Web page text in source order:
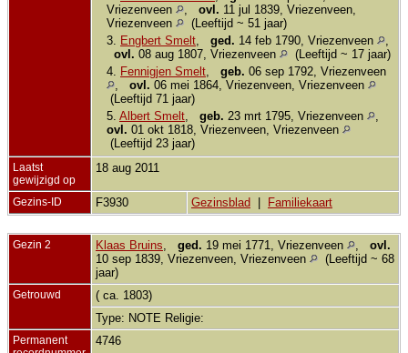
Vriezenveen
ovl. 11 jul 1839, Vriezenveen,
Vriezenveen
(Leeftijd ~ 51 jaar)
3.
Engbert Smelt ged. 14 feb 1790, Vriezenveen
ovl. 08 aug 1807, Vriezenveen
(Leeftijd ~ 17 jaar)
4.
Fennigjen Smelt geb. 06 sep 1792, Vriezenveen
ovl. 06 mei 1864, Vriezenveen, Vriezenveen
(Leeftijd 71 jaar)
5. Albert Smelt geb. 23 mrt 1795, Vriezenveen
ovl. 01 okt 1818, Vriezenveen, Vriezenveen
(Leeftijd 23 jaar)
Laatst
gewijzigd op
18 aug 2011
Gezins-ID F3930 Gezinsblad Familiekaart
Gezin 2 Klaas Bruins ged. 19 mei 1771, Vriezenveen
ovl.
10 sep 1839, Vriezenveen, Vriezenveen
(Leeftijd ~ 68
jaar)
Getrouwd
( ca. 1803)
Type: NOTE Religie:
Permanent
4746